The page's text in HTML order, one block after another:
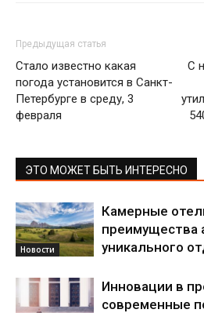
Предыдущая статья
Стало известно какая
погода установится в Санкт-
Петербурге в среду, 3
февраля
С
ЭТО МОЖЕТ БЫТЬ ИНТЕРЕСНО
Новости
Камерные
преимущества
уникального
Инновации в
современные